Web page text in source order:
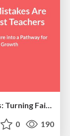
Why Mistakes Are the Best Teachers: Turning Failure into a Pathway for Growth
0 190